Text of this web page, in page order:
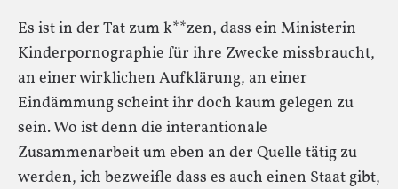
Es ist in der Tat zum k**zen, dass ein Ministerin
Kinderpornographie für ihre Zwecke missbraucht,
an einer wirklichen Aufklärung, an einer
Eindämmung scheint ihr doch kaum gelegen zu
sein. Wo ist denn die interantionale
Zusammenarbeit um eben an der Quelle tätig zu
werden, ich bezweifle dass es auch einen Staat gibt,